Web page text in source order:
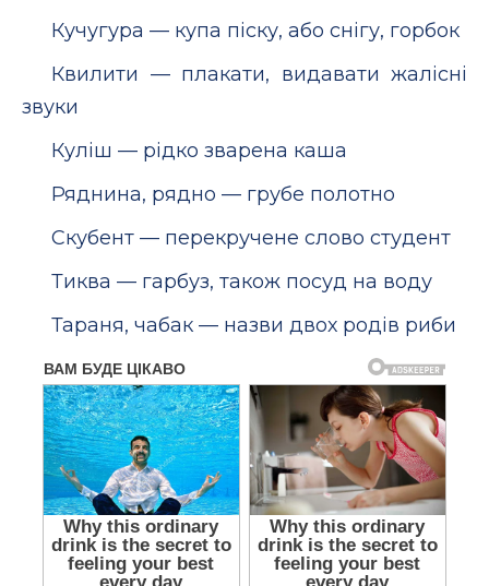
Кучугура — купа піску, або снігу, горбок
Квилити — плакати, видавати жалісні
звуки
Куліш — рідко зварена каша
Ряднина, рядно — грубе полотно
Скубент — перекручене слово студент
Тиква — гарбуз, також посуд на воду
Тараня, чабак — назви двох родів риби